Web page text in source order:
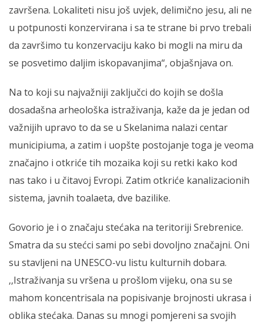
završena. Lokaliteti nisu još uvjek, delimično jesu, ali ne
u potpunosti konzervirana i sa te strane bi prvo trebali
da završimo tu konzervaciju kako bi mogli na miru da
se posvetimo daljim iskopavanjima“, objašnjava on.
Na to koji su najvažniji zaključci do kojih se došla
dosadašna arheološka istraživanja, kaže da je jedan od
važnijih upravo to da se u Skelanima nalazi centar
municipiuma, a zatim i uopšte postojanje toga je veoma
značajno i otkriće tih mozaika koji su retki kako kod
nas tako i u čitavoj Evropi. Zatim otkriće kanalizacionih
sistema, javnih toalaeta, dve bazilike.
Govorio je i o značaju stećaka na teritoriji Srebrenice.
Smatra da su stećci sami po sebi dovoljno značajni. Oni
su stavljeni na UNESCO-vu listu kulturnih dobara.
‚‚Istraživanja su vršena u prošlom vijeku, ona su se
mahom koncentrisala na popisivanje brojnosti ukrasa i
oblika stećaka. Danas su mnogi pomjereni sa svojih